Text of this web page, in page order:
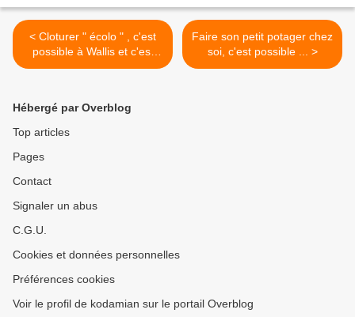
< Cloturer " écolo " , c'est
possible à Wallis et c'est
moins chèr !
Faire son petit potager chez
soi, c'est possible ... >
Hébergé par Overblog
Top articles
Pages
Contact
Signaler un abus
C.G.U.
Cookies et données personnelles
Préférences cookies
Voir le profil de kodamian sur le portail Overblog